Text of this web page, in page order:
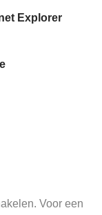
Explorer
Voor een